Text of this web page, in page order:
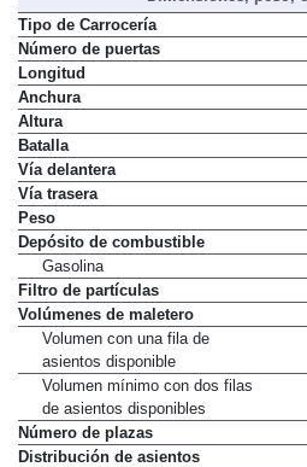
Tipo de Carrocería
Número de puertas
Longitud
Anchura
Altura
Batalla
Vía delantera
Vía trasera
Peso
Depósito de combustible
Gasolina
Filtro de partículas
Volúmenes de maletero
Volumen con una fila de
asientos disponible
Volumen mínimo con dos filas
de asientos disponibles
Número de plazas
Distribución de asientos